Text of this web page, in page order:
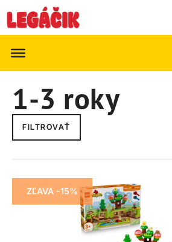
1-3 roky
FILTROVAŤ
ZĽAVA -15%